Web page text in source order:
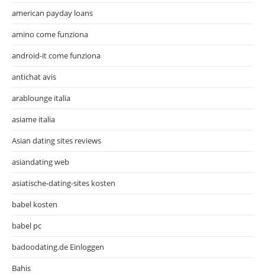
american payday loans
amino come funziona
android-it come funziona
antichat avis
arablounge italia
asiame italia
Asian dating sites reviews
asiandating web
asiatische-dating-sites kosten
babel kosten
babel pc
badoodating.de Einloggen
Bahis